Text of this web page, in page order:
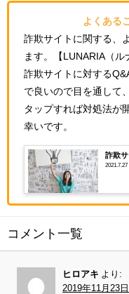
よくある
詐欺サイトに関する、
ます。【LUNARIA（
詐欺サイトに対する
で良いので目を通して
タップすれば対処法が
幸いです。
詐欺
2021.7.27
コメント一覧
ヒロアキ より:
2019年11月23